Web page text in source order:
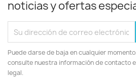
noticias y ofertas
Puede darse de baja en cualquier
consulte nuestra información de contacto
legal.